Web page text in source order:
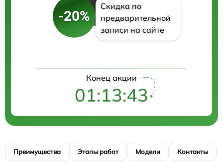
-20%
Скидка по
предварительной
записи на сайте
Конец акции
01:13:43
Преимущества Этапы работ Модели Контакты